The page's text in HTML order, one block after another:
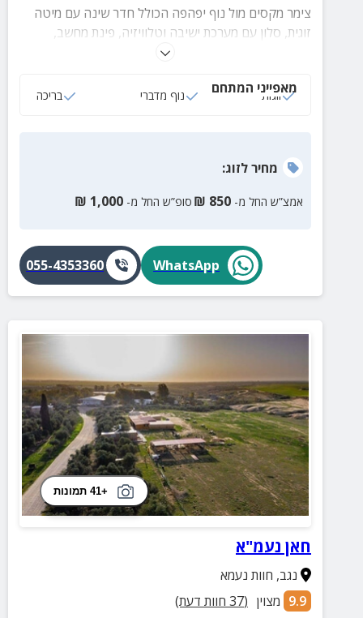
צימר מקסים מול נוף יפהפה הכולל חדר שינה עם מיטה
זוגית, סלון עם מערכת ישיבה וטלוויזיה, פינת מחשב,
מטבח מצויד ומתחם חיצוני בו מרפסת עם פינת ישיבה
המחוממת בחורף ועוד.
מאפייני המתחם
זוגות נוף מדברי בריכה
מחירלזוג:
אמצ”ש החל מ- 850
₪ סופ”ש החל מ- 1,000
₪
WhatsApp
055-4353360
+41 תמונות
חאן נעמ"א
נגב, חוות נעמא
9.9 מצוין (
37 חוות דעת)